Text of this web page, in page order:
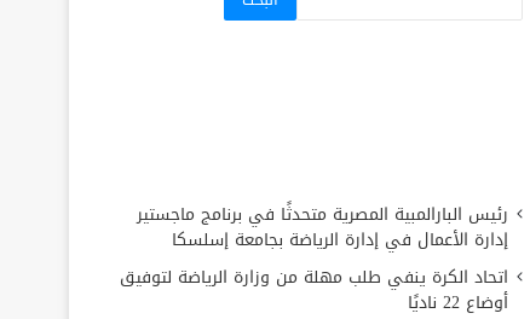
رئيس البارالمبية المصرية متحدثًا في برنامج ماجستير
إدارة الأعمال في إدارة الرياضة بجامعة إسلسكا
اتحاد الكرة ينفي طلب مهلة من وزارة الرياضة لتوفيق
أوضاع 22 ناديًا